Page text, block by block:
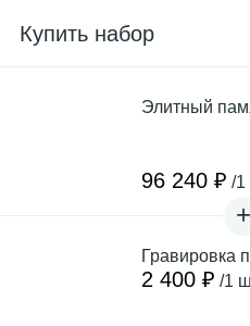
Купить набор
Элитный
96 240 ₽ /1
Гравировка
2 400 ₽ /1